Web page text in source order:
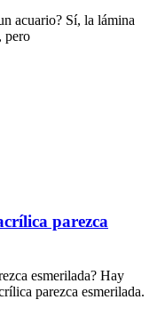
acuario? Sí, la lámina
pero
parezca
esmerilada? Hay
parezca esmerilada.